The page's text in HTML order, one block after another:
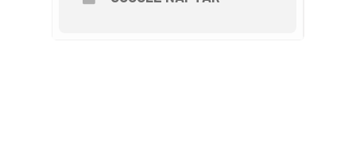
kap a túra emlékére. Szervező, információ: